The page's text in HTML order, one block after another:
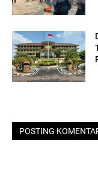
POSTING